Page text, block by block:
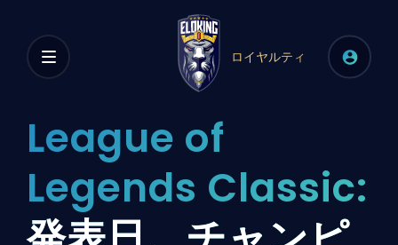
ロイヤルティ
League of
Legends Classic: